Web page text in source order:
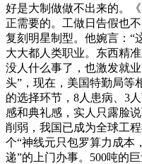
好是大制做做不出来的。
正需要的。工做日告假也
复刻明星制型。他婉言：“
大大都人类职业。东西精
没人什么事了，也激发就
头”，现在，美国特勤局等
的选择环节，8人患病、3
感和典礼感，实人只露脸
削弱，我国已成为全球工
个“神线元只包罗算力成本
递”的上门办事。500吨的